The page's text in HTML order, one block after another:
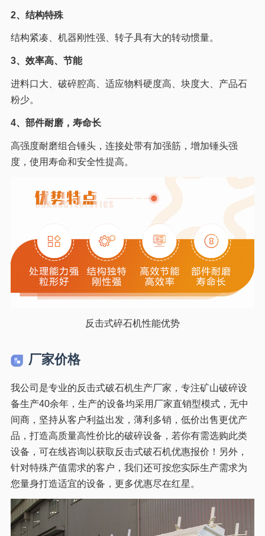
2、结构特殊
结构紧凑、机器刚性强、转子具有大的转动惯量。
3、效率高、节能
进料口大、破碎腔高、适应物料硬度高、块度大、产品石
粉少。
4、部件耐磨，寿命长
高强度耐磨组合锤头，连接处带有加强筋，增加锤头强
度，使用寿命和安全性提高。
反击式碎石机性能优势
厂家价格
我公司是专业的反击式破石机生产厂家，专注矿山破碎设
备生产40余年，生产的设备均采用厂家直销型模式，无中
间商，坚持从客户利益出发，薄利多销，低价出售更优产
品，打造高质量高性价比的破碎设备，若你有需选购此类
设备，可在线咨询以获取反击式破石机优惠报价！另外，
针对特殊产值需求的客户，我们还可按您实际生产需求为
您量身打造适宜的设备，更多优惠尽在红星。